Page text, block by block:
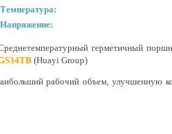
Температура:
Напряжение:
герметичный
(Huayi Group)
рабочий объем, улучшенную